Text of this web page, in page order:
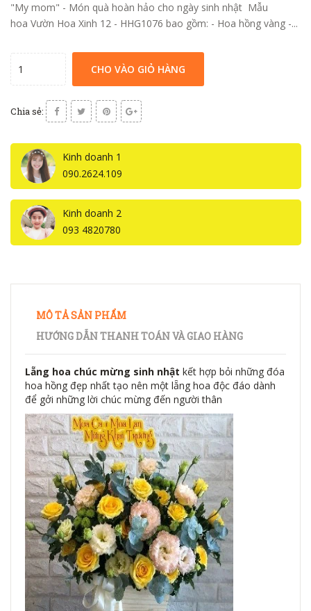
"My mom" - Món quà hoàn hảo cho ngày sinh nhật Mẫu
hoa Vườn Hoa Xinh 12 - HHG1076 bao gồm: - Hoa hồng vàng -...
CHO VÀO GIỎ HÀNG
Chia sẻ:
Kinh doanh 1
090.2624.109
Kinh doanh 2
093 4820780
MÔ TẢ SẢN PHẨM
HƯỚNG DẪN THANH TOÁN VÀ GIAO HÀNG
Lẵng hoa chúc mừng sinh nhật kết hợp bỏi những đóa
hoa hồng đẹp nhất tạo nên một lẵng hoa độc đáo dành
để gởi những lời chúc mừng đến người thân